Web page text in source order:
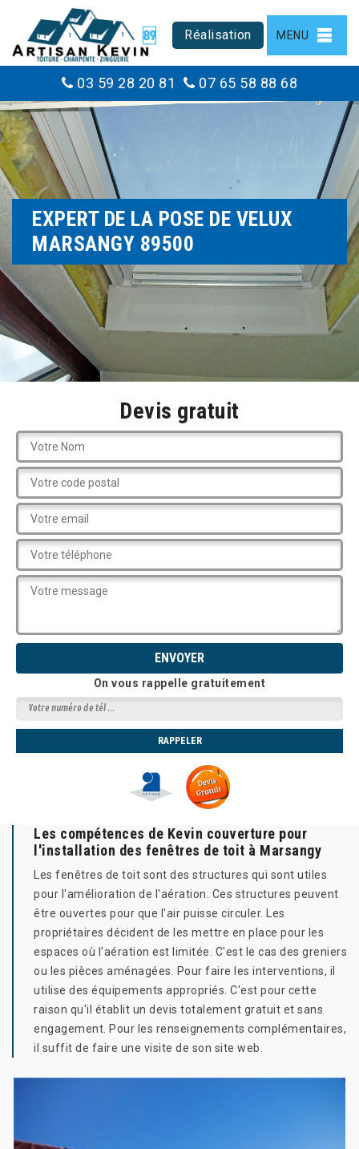
Réalisation MENU
03 59 28 20 81 07 65 58 88 68
EXPERT DE LA POSE DE VELUX
MARSANGY 89500
Devis gratuit
On vous rappelle gratuitement
Les compétences de Kevin couverture pour
l'installation des fenêtres de toit à Marsangy
Les fenêtres de toit sont des structures qui sont utiles
pour l'amélioration de l'aération. Ces structures peuvent
être ouvertes pour que l'air puisse circuler. Les
propriétaires décident de les mettre en place pour les
espaces où l'aération est limitée. C'est le cas des greniers
ou les pièces aménagées. Pour faire les interventions, il
utilise des équipements appropriés. C'est pour cette
raison qu'il établit un devis totalement gratuit et sans
engagement. Pour les renseignements complémentaires,
il suffit de faire une visite de son site web.